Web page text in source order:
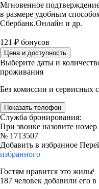
Мгновенное
в размере удобным
Сбербанк.Онлайн и др.
121 ₽ бонусов
Цена и доступность
Выберите даты и
проживания
Без комиссии и сервисных
Показать телефон
Служба бронирования:
При звонке назовите номер
№ 1713507
Добавить в избранное
избранного
Гостям нравится это жильё
187 человек добавили его